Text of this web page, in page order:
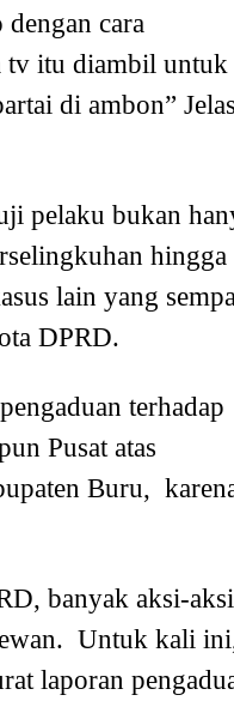
cara
tv itu diambil untuk
di ambon” Jelas
pelaku bukan
hingga
lain yang
DPRD.
terhadap
Pusat atas
Buru,
banyak aksi-aksi
Untuk kali
laporan